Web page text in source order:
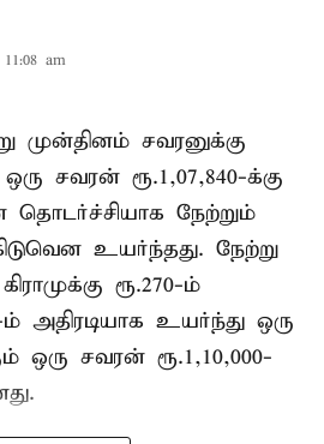
am
முன்தினம் சவரனுக்கு
ஒரு சவரன் ரூ.1,07,840-க்கு
தொடர்ச்சியாக நேற்றும்
உயர்ந்தது. நேற்று
ரூ.270-ம்
ம் அதிரடியாக உயர்ந்து ஒரு
ஒரு சவரன் ரூ.1,10,000-